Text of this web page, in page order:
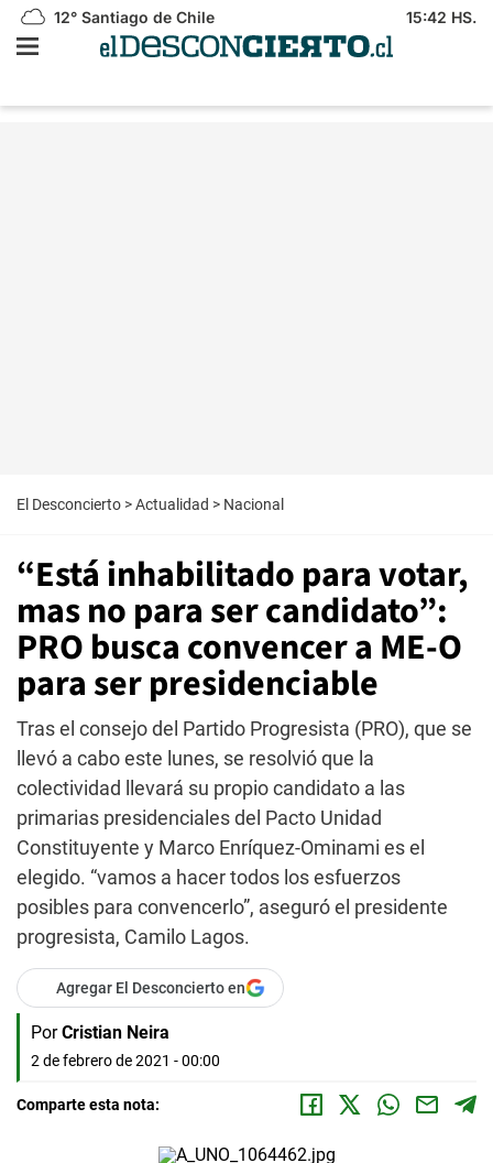
12° Santiago de Chile 15:42 HS.
El Desconcierto >Actualidad > Nacional
“Está inhabilitado para votar,
mas no para ser candidato”:
PRO busca convencer a ME-O
para ser presidenciable
Tras el consejo del Partido Progresista (PRO), que se
llevó a cabo este lunes, se resolvió que la
colectividad llevará su propio candidato a las
primarias presidenciales del Pacto Unidad
Constituyente y Marco Enríquez-Ominami es el
elegido. “vamos a hacer todos los esfuerzos
posibles para convencerlo”, aseguró el presidente
progresista, Camilo Lagos.
Agregar El Desconcierto en
Por Cristian Neira
2 de febrero de 2021 - 00:00
Comparte esta nota: